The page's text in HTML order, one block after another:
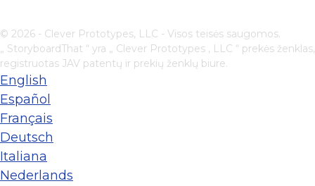
© 2026 - Clever Prototypes, LLC - Visos teisės saugomos.
„ StoryboardThat “ yra „ Clever Prototypes , LLC “ prekės ženklas,
registruotas JAV patentų ir prekių ženklų biure.
English
Español
Français
Deutsch
Italiana
Nederlands